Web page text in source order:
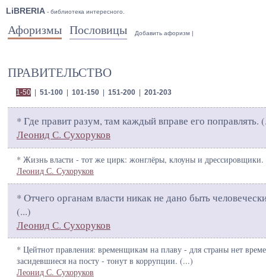
LiBRERIA - библиотека интересного.
Афоризмы Пословицы Добавить афоризм |
ПРАВИТЕЛЬСТВО
1-50| 51-100| 101-150| 151-200| 201-203
* Где правит разум, там каждый вправе его поправлять. (
Леонид С. Сухоруков
* Жизнь власти - тот же цирк: жонглёры, клоуны и дрессировщики.
Леонид С. Сухоруков
* Отчего органам власти никак не дано быть
(...)
Леонид С. Сухоруков
* Цейтнот правления: временщикам на плаву - для страны нет
засидевшиеся на посту - тонут в коррупции. (...)
Леонид С. Сухоруков